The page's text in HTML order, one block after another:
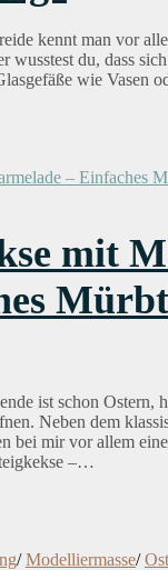
kennt man vor
wusstest du, dass
wie Vasen
mit
ist schon Ostern,
Neben dem
bei mir vor allem
–…
/ Modelliermasse/